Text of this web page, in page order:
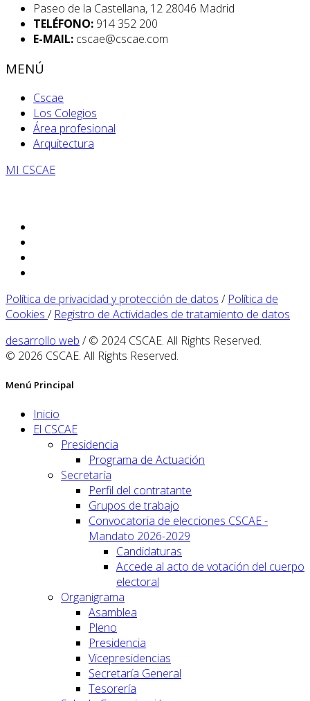
Paseo de la Castellana, 12 28046 Madrid
TELÉFONO: 914 352 200
E-MAIL: cscae@cscae.com
MENÚ
Cscae
Los Colegios
Área profesional
Arquitectura
MI CSCAE
Política de privacidad y protección de datos / Política de
Cookies / Registro de Actividades de tratamiento de datos
desarrollo web / © 2024 CSCAE. All Rights Reserved.
© 2026 CSCAE. All Rights Reserved.
Menú Principal
Inicio
El CSCAE
Presidencia
Programa de Actuación
Secretaría
Perfil del contratante
Grupos de trabajo
Convocatoria de elecciones CSCAE -
Mandato 2026-2029
Candidaturas
Accede al acto de votación del cuerpo
electoral
Organigrama
Asamblea
Pleno
Presidencia
Vicepresidencias
Secretaría General
Tesorería